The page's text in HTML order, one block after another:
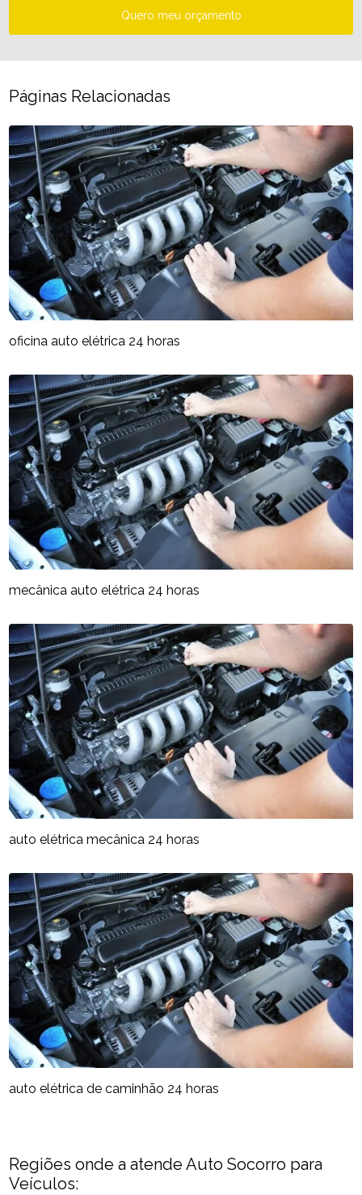
Quero meu orçamento
Páginas Relacionadas
oficina auto elétrica 24 horas
mecânica auto elétrica 24 horas
auto elétrica mecânica 24 horas
auto elétrica de caminhão 24 horas
Regiões onde a atende Auto Socorro para
Veículos: